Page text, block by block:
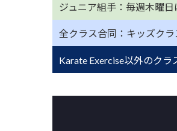
ジュニア組手：毎週木曜日
全クラス合同：キッズクラ
Karate Exercise以外のク